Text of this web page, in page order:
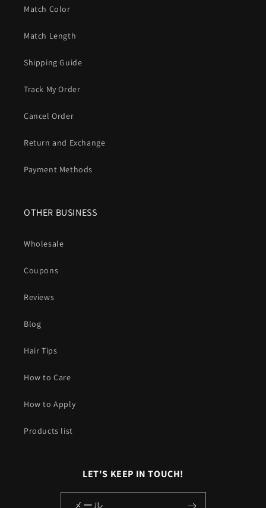
Match Color
Match Length
Shipping Guide
Track My Order
Cancel Order
Return and Exchange
Payment Methods
OTHER BUSINESS
Wholesale
Coupons
Reviews
Blog
Hair Tips
How to Care
How to Apply
Products list
LET'S KEEP IN TOUCH!
メール